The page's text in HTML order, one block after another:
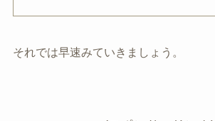
それでは早速みていきましょう。